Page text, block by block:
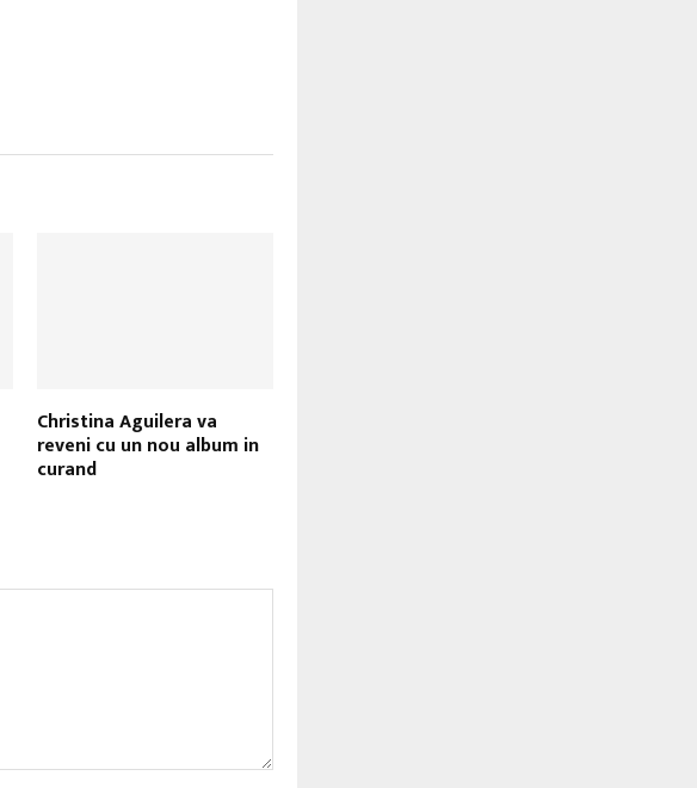
Christina Aguilera va
reveni cu un nou album in
curand